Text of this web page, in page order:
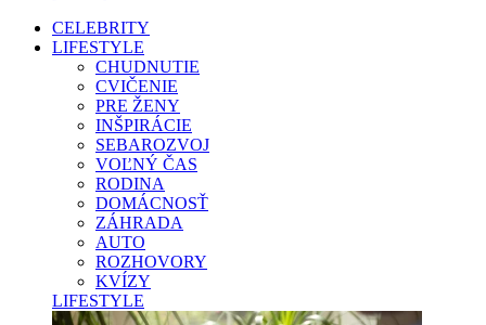
CELEBRITY
LIFESTYLE
CHUDNUTIE
CVIČENIE
PRE ŽENY
INŠPIRÁCIE
SEBAROZVOJ
VOĽNÝ ČAS
RODINA
DOMÁCNOSŤ
ZÁHRADA
AUTO
ROZHOVORY
KVÍZY
LIFESTYLE